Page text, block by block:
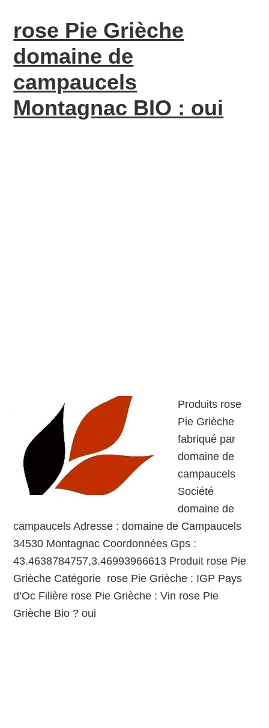
rose Pie Grièche
domaine de
campaucels
Montagnac BIO : oui
Produits rose
Pie Grièche
fabriqué par
domaine de
campaucels
Société
domaine de
campaucels Adresse : domaine de Campaucels
34530 Montagnac Coordonnées Gps :
43.4638784757,3.46993966613 Produit rose Pie
Grièche Catégorie rose Pie Grièche : IGP Pays
d’Oc Filière rose Pie Grièche : Vin rose Pie
Grièche Bio ? oui